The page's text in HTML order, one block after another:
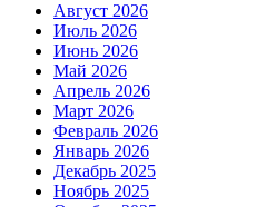
Август 2026
Июль 2026
Июнь 2026
Май 2026
Апрель 2026
Март 2026
Февраль 2026
Январь 2026
Декабрь 2025
Ноябрь 2025